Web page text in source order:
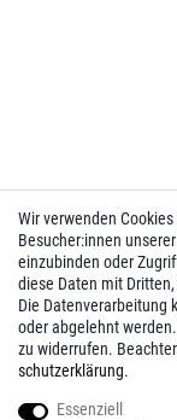
Wir verwenden
Besucher:innen
einzubinden oder
diese Daten mit
Die Datenverarbeitung
oder abgelehnt
zu widerrufen.
schutz­erklärung.
Essenziell